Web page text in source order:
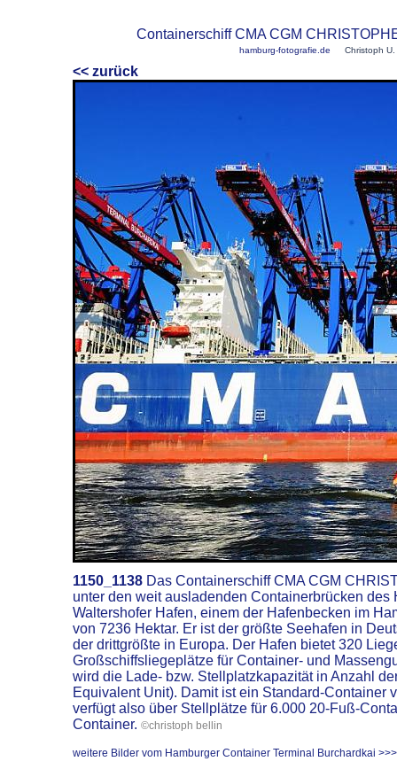
Containerschiff CMA CGM
hamburg-fotografie.de Christoph U.
<< zurück
1150_1138Das Containerschiff CMA CGM
unter den weit ausladenden Containerbrücken
Waltershofer Hafen, einem der Hafenbecken im
von 7236 Hektar. Er ist der größte Seehafen in
der drittgrößte in Europa. Der Hafen bietet 320
Großschiffsliegeplätze für Container- und
wird die Lade- bzw. Stellplatzkapazität in Anzahl
Equivalent Unit). Damit ist ein Standard-Container
verfügt also über Stellplätze für 6.000 20-Fuß-
Container. ©christoph bellin
weitere Bilder vom Hamburger Container Terminal Burchardkai >>>